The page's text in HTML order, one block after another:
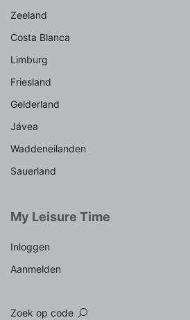
Zeeland
Costa Blanca
Limburg
Friesland
Gelderland
Jávea
Waddeneilanden
Sauerland
My Leisure Time
Inloggen
Aanmelden
Zoek op code